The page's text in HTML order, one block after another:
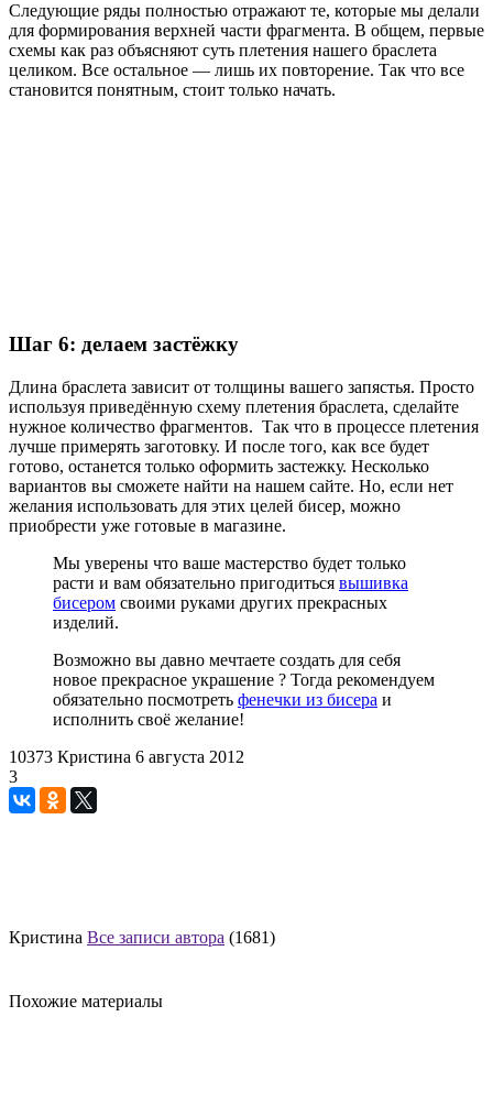
Следующие ряды полностью отражают те, которые мы делали
для формирования верхней части фрагмента. В общем, первые
схемы как раз объясняют суть плетения нашего браслета
целиком. Все остальное — лишь их повторение. Так что все
становится понятным, стоит только начать.
Шаг 6: делаем застёжку
Длина браслета зависит от толщины вашего запястья. Просто
используя приведённую схему плетения браслета, сделайте
нужное количество фрагментов. Так что в процессе плетения
лучше примерять заготовку. И после того, как все будет
готово, останется только оформить застежку. Несколько
вариантов вы сможете найти на нашем сайте. Но, если нет
желания использовать для этих целей бисер, можно
приобрести уже готовые в магазине.
Мы уверены что ваше мастерство будет только
расти и вам обязательно пригодиться вышивка
бисером своими руками других прекрасных
изделий.
Возможно вы давно мечтаете создать для себя
новое прекрасное украшение ? Тогда рекомендуем
обязательно посмотреть фенечки из бисера и
исполнить своё желание!
10373 Кристина 6 августа 2012
3
Кристина Все записи автора (1681)
Похожие материалы